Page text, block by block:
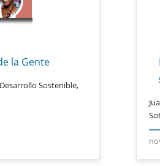
la Gente
Sostenible,